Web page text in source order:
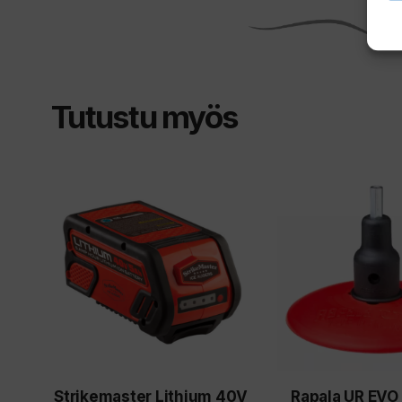
Tutustu myös
Strikemaster Lithium 40V
Rapala UR